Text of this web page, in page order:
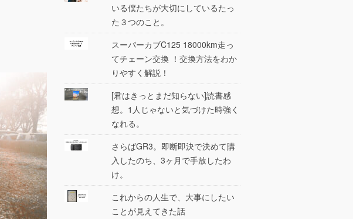
いる僕たちが大切にしているたっ
た３つのこと。
スーパーカブC125 18000km走っ
てチェーン交換 ！交換方法をわか
りやすく解説！
[君はきっとまだ知らない]読書感
想。1人じゃないと気づけた時強く
なれる。
さらばGR3。即断即決で決めて購
入したのち、3ヶ月で手放したわ
け。
これからの人生で、大事にしたい
ことが見えてきた話